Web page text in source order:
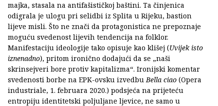
majka, stasala na antifašističkoj baštini. Ta činjenica
odigrala je ulogu pri selidbi iz Splita u Rijeku, bastion
lijeve misli. Što ne znači da protagonistica ne prepoznaje
moguću svedenost lijevih tendencija na folklor.
Manifestaciju ideologije tako opisuje kao klišej (Uvijek isto
iznenadno), pritom ironično dodajući da se „naši
skrinsejveri bore protiv kapitalizma“. Ironijski komentar
svedenosti borbe na EPK-ovsku izvedbuBella ciao (Opera
industriale, 1. februara 2020.) podsjeća na prijeteću
entropiju identitetski poljuljane ljevice, ne samo u